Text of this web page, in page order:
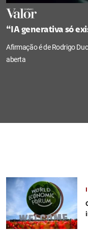
“IA generativa só
Afirmação é de Rodrigo
aberta